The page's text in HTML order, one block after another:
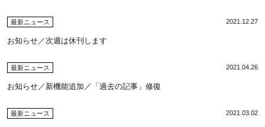
最新ニュース 2021.12.27
お知らせ／次週は休刊します
最新ニュース 2021.04.26
お知らせ／新機能追加／「過去の記事」修復
最新ニュース 2021.03.02